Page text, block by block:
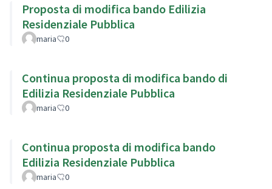
Proposta di modifica bando Edilizia
Residenziale Pubblica
maria 0
Continua proposta di modifica bando di
Edilizia Residenziale Pubblica
maria 0
Continua proposta di modifica bando
Edilizia Residenziale Pubblica
maria 0